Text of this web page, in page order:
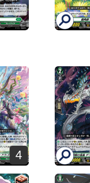
4